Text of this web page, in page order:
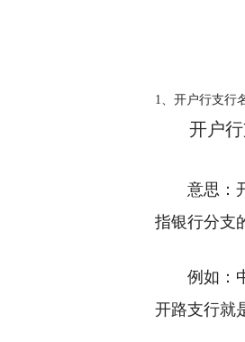
1、开户行支行
开户
意思：
指银行分支
例如：
开路支行就